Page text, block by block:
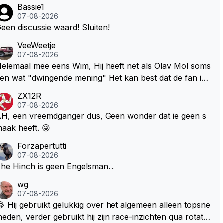
Bassie1
07-08-2026
discussie waard! Sluiten!
VeeWeetje
07-08-2026
mee eens Wim, Hij heeft net als Olav Mol soms
wat "dwingende mening" Het kan best dat de fan in
te roepen. Maar in een tijd zonder races zijn dit leuke
ZX12R
07-08-2026
een vreemdganger dus, Geen wonder dat ie geen s
heeft. 😜
Forzapertutti
07-08-2026
Hinch is geen Engelsman...
wg
07-08-2026
Hij gebruikt gelukkig over het algemeen alleen topsne
verder gebruikt hij zijn race-inzichten qua rotati